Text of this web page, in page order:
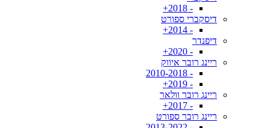
- 2018+
דיסקברי ספורט
- 2014+
דיפנדר
- 2020+
ריינג רובר איווק
- 2010-2018
- 2019+
ריינג רובר וולאר
- 2017+
ריינג רובר ספורט